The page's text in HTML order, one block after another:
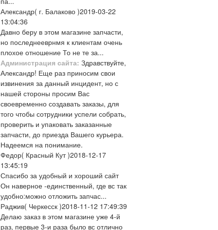
Александр( г. Балаково )2019-03-22
13:04:36
Давно беру в этом магазине запчасти,
но последнееврнмя к клиентам очень
плохое отношение То не те за...
Администрация сайта: Здравствуйте,
Александр! Еще раз приносим свои
извинения за данный инцидент, но с
нашей стороны просим Вас
своевременно создавать заказы, для
того чтобы сотрудники успели собрать,
проверить и упаковать заказанные
запчасти, до приезда Вашего курьера.
Надеемся на понимание.
Федор( Красный Кут )2018-12-17
13:45:19
Спасибо за удобный и хороший сайт
Он наверное -единственный, где вс так
удобно:можно отложить запчас...
Раджив( Черкесск )2018-11-12 17:49:39
Делаю заказ в этом магазине уже 4-й
раз, первые 3-и раза было вс отлично